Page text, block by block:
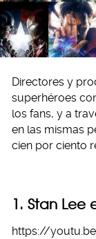
Directores y
superhéroes
los fans, y a
en las mismas
cien por ciento
1. Stan Lee
https://